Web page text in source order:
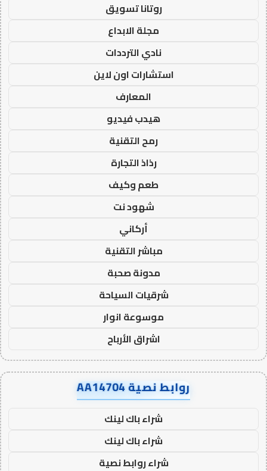
روتانا تسويق
مجلة الابداع
نادي الترددات
استشارات اون لاين
المعارف
هيدب فيديو
رمح التقنية
رذاذ التجارة
طعم وكيف
شهود نت
أركاني
مباشر التقنية
مدونة صحبة
شرقيات السياحة
موسوعة انوار
اشراق الأرباح
روابط نصية AA14704
شراء باك لينك
شراء باك لينك
شراء روابط نصية